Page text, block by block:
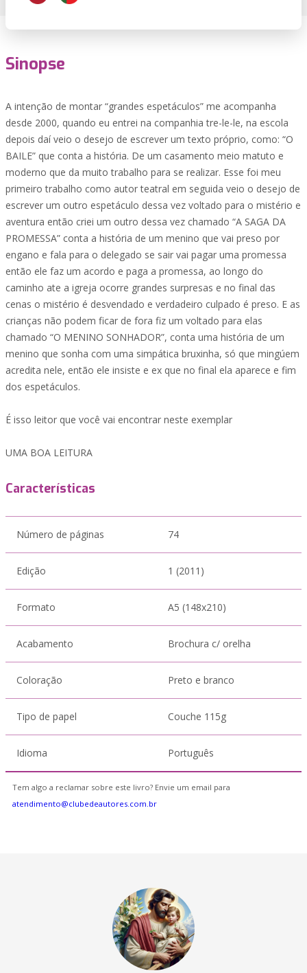
Sinopse
A intenção de montar “grandes espetáculos” me acompanha
desde 2000, quando eu entrei na companhia tre-le-le, na escola
depois daí veio o desejo de escrever um texto próprio, como: “O
BAILE” que conta a história. De um casamento meio matuto e
moderno que da muito trabalho para se realizar. Esse foi meu
primeiro trabalho como autor teatral em seguida veio o desejo de
escrever um outro espetáculo dessa vez voltado para o mistério e
aventura então criei um outro dessa vez chamado “A SAGA DA
PROMESSA” conta a história de um menino que vai preso por
engano e fala para o delegado se sair vai pagar uma promessa
então ele faz um acordo e paga a promessa, ao longo do
caminho ate a igreja ocorre grandes surpresas e no final das
cenas o mistério é desvendado e verdadeiro culpado é preso. E as
crianças não podem ficar de fora fiz um voltado para elas
chamado “O MENINO SONHADOR”, conta uma história de um
menino que sonha com uma simpática bruxinha, só que mingúem
acredita nele, então ele insiste e ex que no final ela aparece e fim
dos espetáculos.
É isso leitor que você vai encontrar neste exemplar
UMA BOA LEITURA
Características
Número de páginas 74
Edição 1 (2011)
Formato A5 (148x210)
Acabamento Brochura c/ orelha
Coloração Preto e branco
Tipo de papel Couche 115g
Idioma Português
Tem algo a reclamar sobre este livro? Envie um email para
atendimento@clubedeautores.com.br